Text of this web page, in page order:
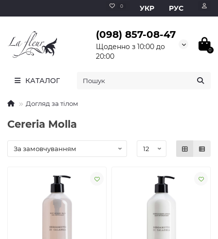
0 УКР РУС
(098) 857-08-47
Щоденно з 10:00 до
20:00
0
КАТАЛОГ
Догляд за тілом
Cereria Molla